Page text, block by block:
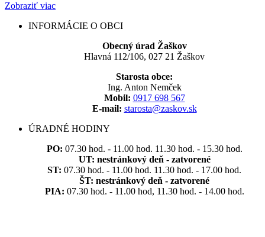
Zobraziť viac
INFORMÁCIE O OBCI
Obecný úrad Žaškov
Hlavná 112/106, 027 21 Žaškov
Starosta obce:
Ing. Anton Nemček
Mobil: 0917 698 567
E-mail: starosta@zaskov.sk
ÚRADNÉ HODINY
PO: 07.30 hod. - 11.00 hod. 11.30 hod. - 15.30 hod.
UT: nestránkový deň - zatvorené
ST: 07.30 hod. - 11.00 hod. 11.30 hod. - 17.00 hod.
ŠT: nestránkový deň - zatvorené
PIA: 07.30 hod. - 11.00 hod, 11.30 hod. - 14.00 hod.